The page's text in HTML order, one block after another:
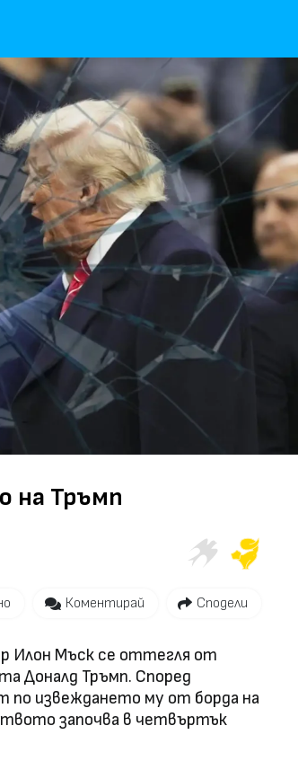
на Тръмп
Коментирай Сподели
Илон Мъск се оттегля от
Доналд Тръмп. Според
по извеждането му от борда на
започва в четвъртък